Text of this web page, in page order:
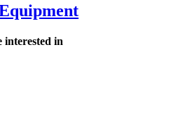
interested in